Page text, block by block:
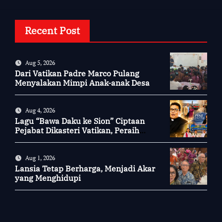
Recent Post
Aug 5, 2026
Dari Vatikan Padre Marco Pulang
Menyalakan Mimpi Anak-anak Desa
Aug 4, 2026
Lagu “Bawa Daku ke Sion” Ciptaan
Pejabat Dikasteri Vatikan, Peraih
Aug 1, 2026
Lansia Tetap Berharga, Menjadi Akar
yang Menghidupi